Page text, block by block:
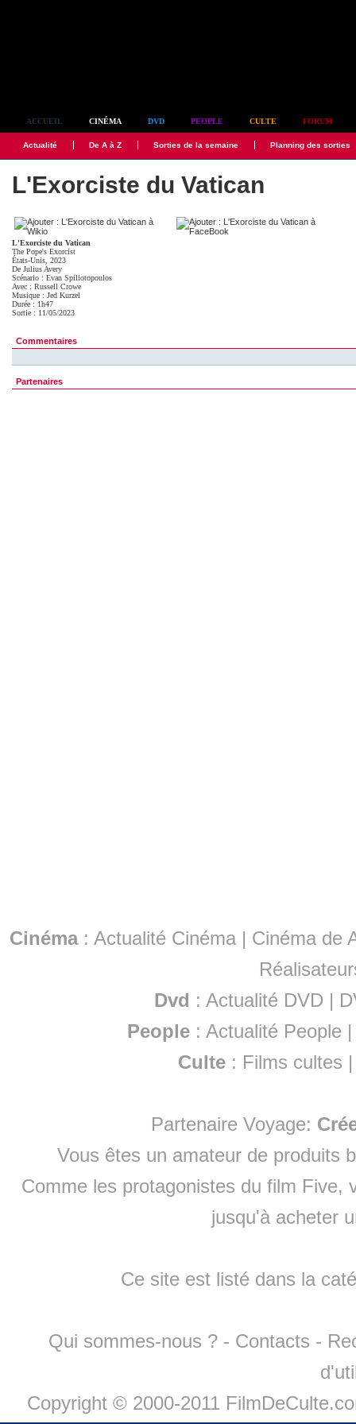
ACCUEIL CINÉMA DVD PEOPLE CULTE FORUM
Actualité De A à Z Sorties de la semaine Planning des sorties
L'Exorciste du Vatican
L'Exorciste du Vatican
The Pope's Exorcist
États-Unis, 2023
De Julius Avery
Scénario : Evan Spiliotopoulos
Avec : Russell Crowe
Musique : Jed Kurzel
Durée : 1h47
Sortie : 11/05/2023
Commentaires
Partenaires
Cinéma: Actualité Cinéma | Cinéma de
Dvd : Actualité DVD |
People :Actualité People
Culte : Films cultes
Partenaire Voyage:
Vous êtes un amateur de produits
Comme les protagonistes du film Five,
jusqu'à acheter
Ce site est listé dans la
Qui sommes-nous ? - Contacts -
Copyright © 2000-2011